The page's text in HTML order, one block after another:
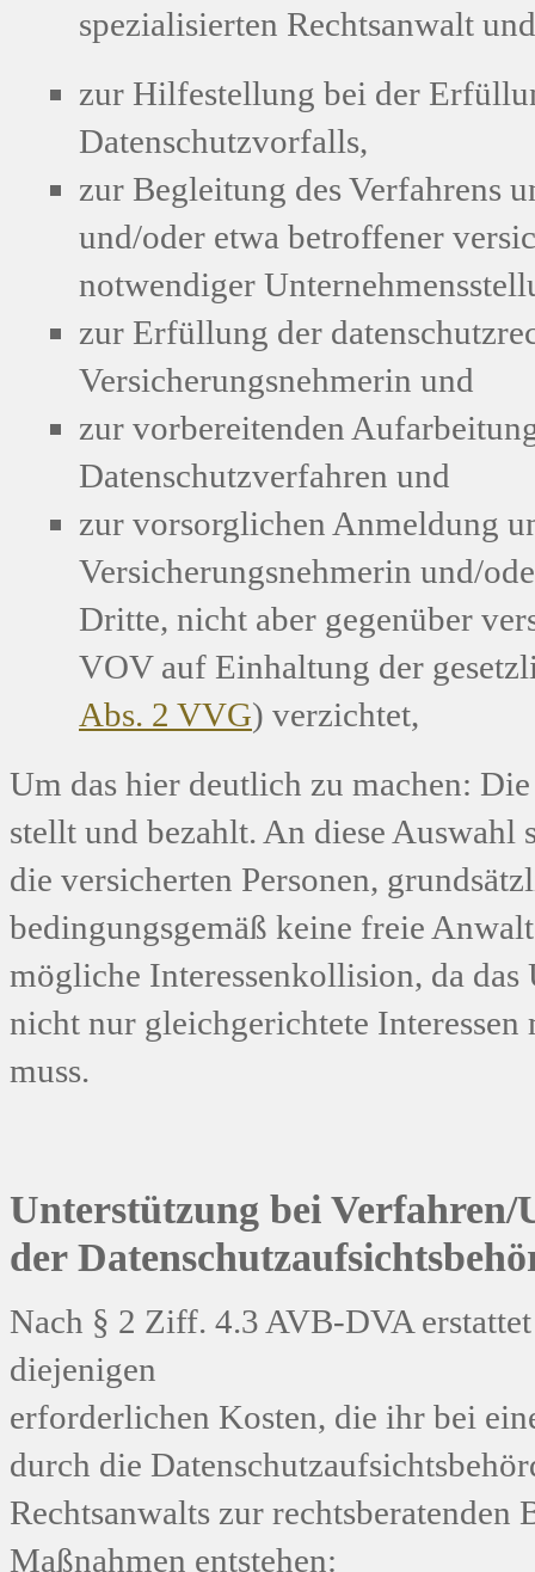
spezialisierten Rechtsanwalt
zur Hilfestellung bei der
Datenschutzvorfalls,
zur Begleitung des Verfahrens
und/oder etwa betroffener
notwendiger
zur Erfüllung der
Versicherungsnehmerin und
zur vorbereitenden
Datenschutzverfahren und
zur vorsorglichen Anmeldung
Versicherungsnehmerin und/
Dritte, nicht aber gegenüber
VOV auf Einhaltung der
Abs. 2 VVG) verzichtet,
Um das hier deutlich zu machen:
stellt und bezahlt. An diese Auswahl
die versicherten Personen,
bedingungsgemäß keine freie
mögliche Interessenkollision, da
nicht nur gleichgerichtete
muss.
Unterstützung bei Verfahren/
der
Nach § 2 Ziff. 4.3 AVB-DVA
diejenigen
erforderlichen Kosten, die ihr bei
durch die
Rechtsanwalts zur
Maßnahmen entstehen: